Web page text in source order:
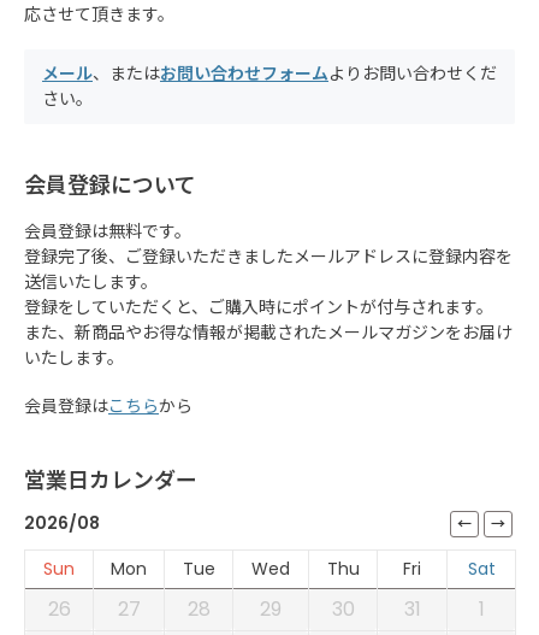
応させて頂きます。
メール、またはお問い合わせフォームよりお問い合わせくだ
さい。
会員登録について
会員登録は無料です。
登録完了後、ご登録いただきましたメールアドレスに登録内容を
送信いたします。
登録をしていただくと、ご購入時にポイントが付与されます。
また、新商品やお得な情報が掲載されたメールマガジンをお届け
いたします。
会員登録はこちらから
営業日カレンダー
2026/08
Sun
Mon Tue Wed Thu Fri Sat
26 27 28 29 30 31
1